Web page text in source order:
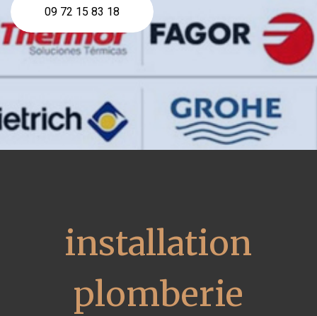
09 72 15 83 18
installation
plomberie